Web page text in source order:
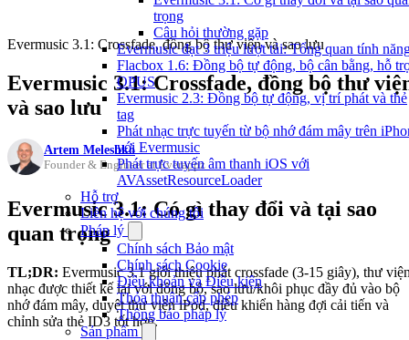
trọng
Câu hỏi thường gặp
Evermusic đạt 3 triệu lượt tải: Tổng quan tính
Flacbox 1.6: Đồng bộ tự động, bộ cân bằng, hỗ
OPUS
Evermusic 2.3: Đồng bộ tự động, vị trí phát và thẻ
tag
Phát nhạc trực tuyến từ bộ nhớ đám mây trên
với Evermusic
Phát trực tuyến âm thanh iOS với
AVAssetResourceLoader
Hỗ trợ
Liên hệ với chúng tôi
Pháp lý
Chính sách Bảo mật
Chính sách Cookie
Điều khoản và Điều kiện
Thỏa thuận cấp phép
Thông báo pháp lý
Sản phẩm
Evermusic 3.1: Crossfade, đồng bộ thư viện và sao lưu
Evermusic 3.1: Crossfade, đồng bộ thư
và sao lưu
Artem Meleshko
Founder & Engineer at Everappz
Evermusic 3.1: Có gì thay đổi và tại sao
quan trọng
TL;DR: Evermusic 3.1 giới thiệu phát crossfade (3-15 giây), thư
nhạc được thiết kế lại với đồng bộ, sao lưu/khôi phục đầy đủ vào bộ
nhớ đám mây, duyệt thư viện iPod, điều khiển hàng đợi cải tiến và
chỉnh sửa thẻ ID3 tốt hơn.